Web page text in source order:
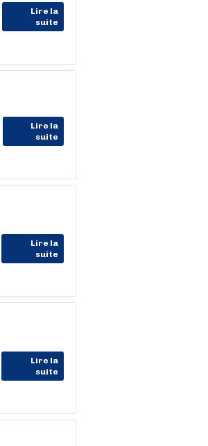
Lire la
suite
Lire la
suite
Lire la
suite
Lire la
suite